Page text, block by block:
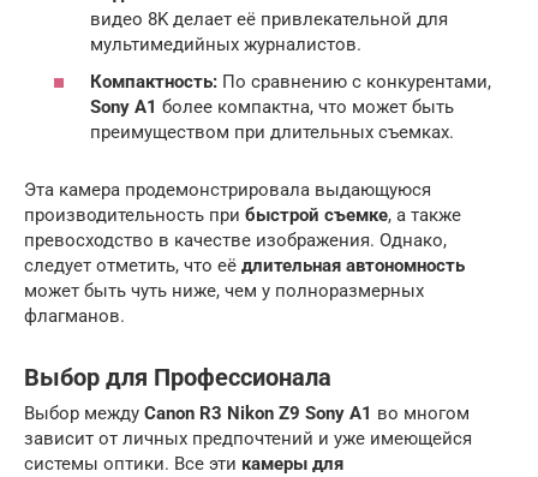
видео 8K делает её привлекательной для
мультимедийных журналистов.
Компактность: По сравнению с конкурентами,
Sony A1 более компактна, что может быть
преимуществом при длительных съемках.
Эта камера продемонстрировала выдающуюся
производительность при быстрой съемке, а также
превосходство в качестве изображения. Однако,
следует отметить, что её длительная автономность
может быть чуть ниже, чем у полноразмерных
флагманов.
Выбор для Профессионала
Выбор между Canon R3 Nikon Z9 Sony A1 во многом
зависит от личных предпочтений и уже имеющейся
системы оптики. Все эти камеры для